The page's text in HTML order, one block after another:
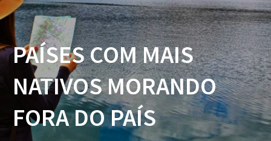
PAÍSES COM MAIS
NATIVOS MORANDO
FORA DO PAÍS